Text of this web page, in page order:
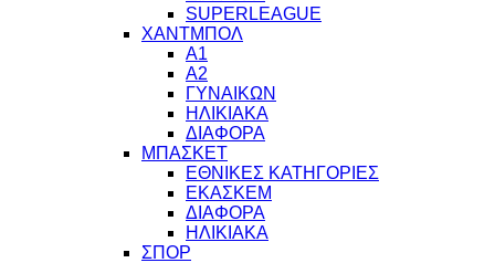
SUPERLEAGUE
ΧΑΝΤΜΠΟΛ
Α1
Α2
ΓΥΝΑΙΚΩΝ
ΗΛΙΚΙΑΚΑ
ΔΙΑΦΟΡΑ
ΜΠΑΣΚΕΤ
ΕΘΝΙΚΕΣ ΚΑΤΗΓΟΡΙΕΣ
ΕΚΑΣΚΕΜ
ΔΙΑΦΟΡΑ
ΗΛΙΚΙΑΚΑ
ΣΠΟΡ